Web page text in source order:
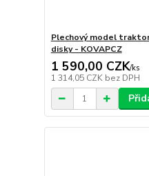
Plechový model
disky - KOVAPCZ
1 590,00 CZK/ks
1 314,05 CZK bez DPH